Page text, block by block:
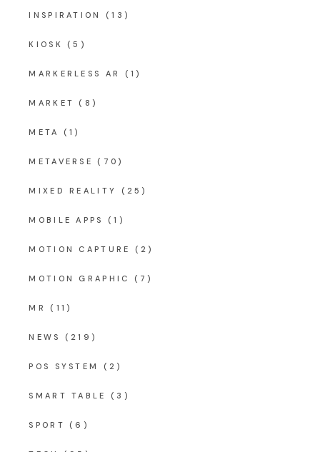
INSPIRATION (13)
KIOSK (5)
MARKERLESS AR (1)
MARKET (8)
META (1)
METAVERSE (70)
MIXED REALITY (25)
MOBILE APPS (1)
MOTION CAPTURE (2)
MOTION GRAPHIC (7)
MR (11)
NEWS (219)
POS SYSTEM (2)
SMART TABLE (3)
SPORT (6)